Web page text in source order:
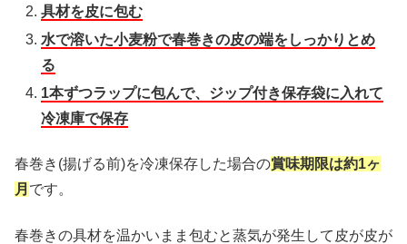
具材を皮に包む
水で溶いた小麦粉で春巻きの皮の端をしっかりとめ
る
1本ずつラップに包んで、ジップ付き保存袋に入れて
冷凍庫で保存
春巻き(揚げる前)を冷凍保存した場合の賞味期限は約1ヶ
月 です。
春巻きの具材を温かいまま包むと蒸気が発生して皮が皮が